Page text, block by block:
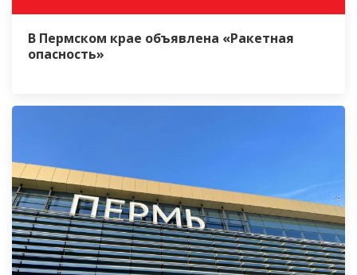
В Пермском крае объявлена «Ракетная
опасность»